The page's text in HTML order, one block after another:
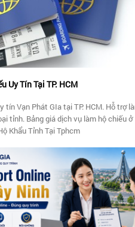
Uy Tín Tại TP. HCM
tín Vạn Phát GIa tại TP. HCM. Hỗ trợ
tỉnh. Bảng giá dịch vụ làm hộ chiếu ở
Khẩu Tỉnh Tại Tphcm